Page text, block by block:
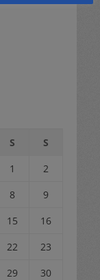
S
S
1
2
8
9
15
16
22
23
29 30